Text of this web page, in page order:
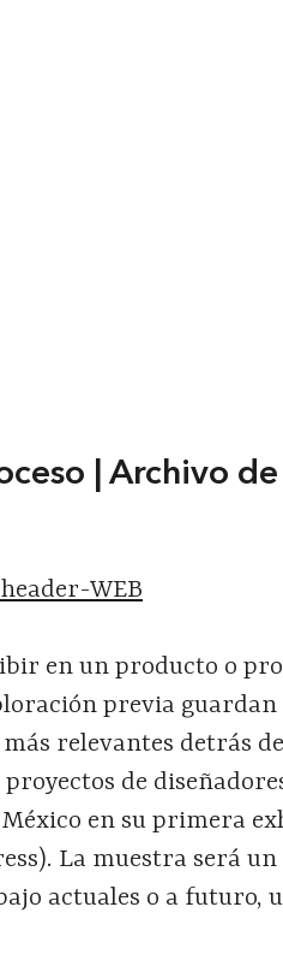
| Archivo de
en un producto o
previa guardan
relevantes detrás
de
en su primera
La muestra será un
actuales o a futuro,